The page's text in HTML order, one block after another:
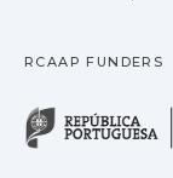
RCAAP FUNDERS